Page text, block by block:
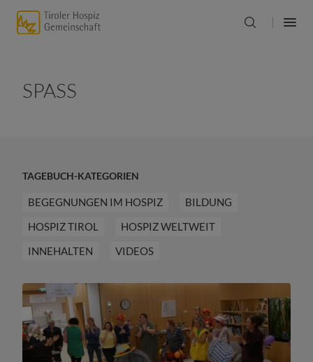
SPASS
TAGEBUCH-KATEGORIEN
BEGEGNUNGEN IM HOSPIZ
BILDUNG
HOSPIZ TIROL
HOSPIZ WELTWEIT
INNEHALTEN
VIDEOS